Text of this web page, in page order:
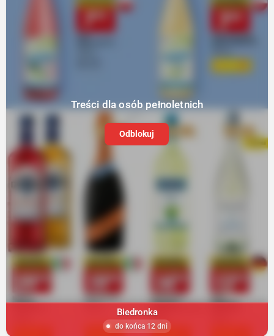
Treści dla osób pełnoletnich
Odblokuj
Biedronka
do końca 12 dni